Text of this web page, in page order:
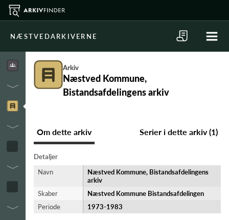
NÆSTVEDARKIVERNE
Arkiv
Næstved Kommune,
Bistandsafdelingens arkiv
Om dette arkiv Serier i dette arkiv (1)
Detaljer
Navn
Næstved Kommune, Bistandsafdelingens
arkiv
Skaber
Næstved Kommune Bistandsafdelingen
Periode
1973-​1983